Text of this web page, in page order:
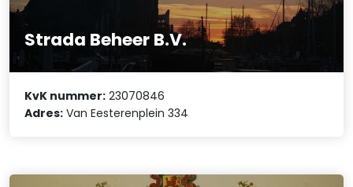
Strada Beheer B.V.
KvK nummer: 23070846
Adres: Van Eesterenplein 334